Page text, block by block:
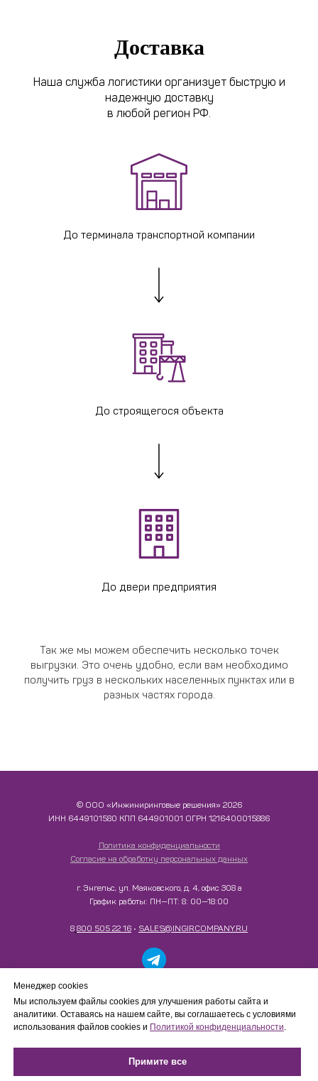
Менеджер cookies
Мы используем файлы cookies для улучшения работы сайта и
аналитики. Оставаясь на нашем сайте, вы соглашаетесь с условиями
использования файлов cookies и Политикой конфиденциальности.
Примите все
Доставка
Наша служба логистики организует быструю и
надежную доставку
в любой регион РФ.
До терминала транспортной компании
До строящегося объекта
До двери предприятия
Так же мы можем обеспечить несколько точек
выгрузки. Это очень удобно, если вам необходимо
получить груз в нескольких населенных пунктах или в
разных частях города.
© ООО «Инжиниринговые решения» 2026
ИНН​​​​​​​ 6449101580 КПП 644901001 ОГРН 1216400015886
Политика конфиденциальности
Согласие на обработку персональных данных
Работаем только с юридическими лицами в рамках
B2B-сотрудничества. Сайт носит информационный
характер, не является интернет-магазином и не
осуществляет розничную продажу товаров
физическим лицам.
г. Энгельс, ул. Маяковского, д. 4, офис 308 а
График работы: ПН—ПТ: 8: 00—18:00
8 800 505 22 16 • SALES@INGIRCOMPANY.RU